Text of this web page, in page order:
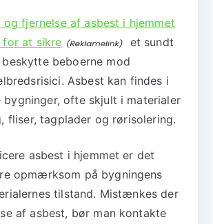
fjernelse af asbest i hjemmet
for at sikre
et sundt
beboerne mod
Asbest kan findes i
ofte skjult i materialer
fliser, tagplader og rørisolering.
asbest i hjemmet er det
opmærksom på bygningens
tilstand. Mistænkes der
af asbest, bør man kontakte